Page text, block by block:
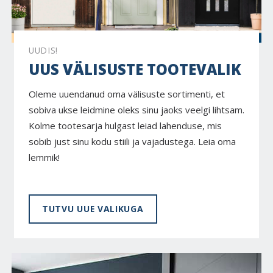
UUDIS!
UUS VÄLISUSTE TOOTEVALIK
Oleme uuendanud oma välisuste sortimenti, et
sobiva ukse leidmine oleks sinu jaoks veelgi lihtsam.
Kolme tootesarja hulgast leiad lahenduse, mis
sobib just sinu kodu stiili ja vajadustega. Leia oma
lemmik!
TUTVU UUE VALIKUGA